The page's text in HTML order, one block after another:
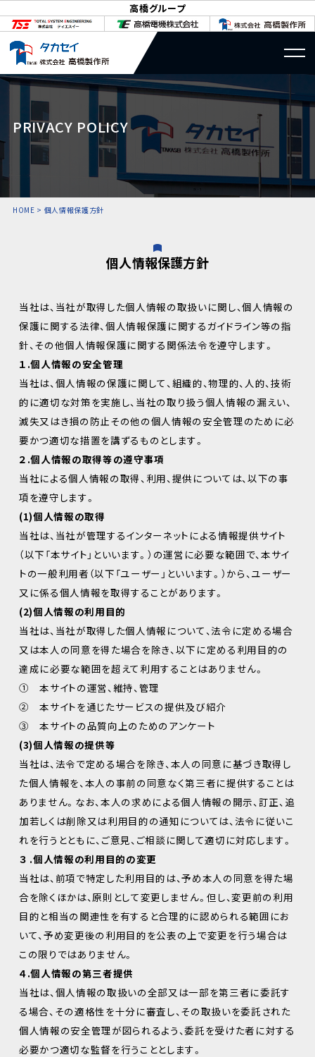
高橋グループ
PRIVACY POLICY
HOME > 個人情報保護方針
個人情報保護方針
当社は、当社が取得した個人情報の取扱いに関し、個人情報の
保護に関する法律、個人情報保護に関するガイドライン等の指
針、その他個人情報保護に関する関係法令を遵守します。
１.個人情報の安全管理
当社は、個人情報の保護に関して、組織的、物理的、人的、技術
的に適切な対策を実施し、当社の取り扱う個人情報の漏えい、
滅失又はき損の防止その他の個人情報の安全管理のために必
要かつ適切な措置を講ずるものとします。
２.個人情報の取得等の遵守事項
当社による個人情報の取得、利用、提供については、以下の事
項を遵守します。
(1)個人情報の取得
当社は、当社が管理するインターネットによる情報提供サイト
（以下「本サイト」といいます。）の運営に必要な範囲で、本サイ
トの一般利用者（以下「ユーザー」といいます。）から、ユーザー
又に係る個人情報を取得することがあります。
(2)個人情報の利用目的
当社は、当社が取得した個人情報について、法令に定める場合
又は本人の同意を得た場合を除き、以下に定める利用目的の
達成に必要な範囲を超えて利用することはありません。
① 本サイトの運営、維持、管理
② 本サイトを通じたサービスの提供及び紹介
③ 本サイトの品質向上のためのアンケート
(3)個人情報の提供等
当社は、法令で定める場合を除き、本人の同意に基づき取得し
た個人情報を、本人の事前の同意なく第三者に提供することは
ありません。なお、本人の求めによる個人情報の開示、訂正、追
加若しくは削除又は利用目的の通知については、法令に従いこ
れを行うとともに、ご意見、ご相談に関して適切に対応します。
３ .個人情報の利用目的の変更
当社は、前項で特定した利用目的は、予め本人の同意を得た場
合を除くほかは、原則として変更しません。但し、変更前の利用
目的と相当の関連性を有すると合理的に認められる範囲にお
いて、予め変更後の利用目的を公表の上で変更を行う場合は
この限りではありません。
４.個人情報の第三者提供
当社は、個人情報の取扱いの全部又は一部を第三者に委託す
る場合、その適格性を十分に審査し、その取扱いを委託された
個人情報の安全管理が図られるよう、委託を受けた者に対する
必要かつ適切な監督を行うこととします。